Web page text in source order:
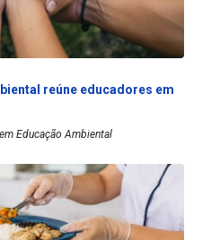
reúne educadores em
Educação Ambiental